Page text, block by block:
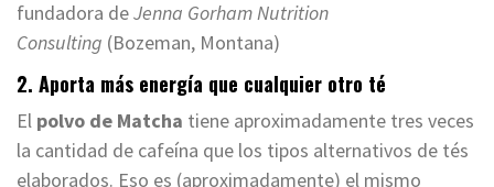
fundadora deJenna Gorham Nutrition
Consulting (Bozeman, Montana)
2. Aporta más energía que cualquier otro té
El polvo de Matcha tiene aproximadamente tres veces
la cantidad de cafeína que los tipos alternativos de tés
elaborados. Eso es (aproximadamente) el mismo